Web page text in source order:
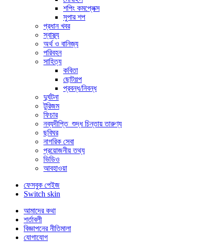
শপিং কমপ্লেক্স
সুপার শপ
প্রধান খবর
স্বাস্থ্য
অর্থ ও বানিজ্য
পরিবহন
সাহিত্য
কবিতা
ছোটগল্প
প্রবন্ধ/নিবন্ধ
দুর্ঘটনা
টুরিজম
ফিচার
নব্যদীপ্তি_শুদ্ধ চিন্তায় তারুণ্য
ছবিঘর
নাগরিক সেবা
প্রয়োজনীয় তথ্য
ভিডিও
আবহাওয়া
ফেসবুক পেইজ
Switch skin
আমাদের কথা
শর্তাবলী
বিজ্ঞাপনের নীতিমালা
যোগাযোগ